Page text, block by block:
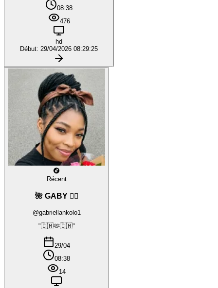
08:38
476
hd
Début: 29/04/2026 08:29:25
Récent
🌺 GABY ❤️‍🔥
@gabriellankolo1
"🇨🇲🫶🇨🇲"
29/04
08:38
14